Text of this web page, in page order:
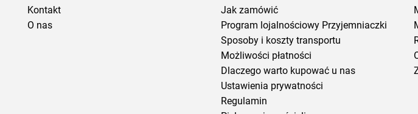
Kontakt
O nas
Jak zamówić
Program lojalnościowy Przyjemniaczki
Sposoby i koszty transportu
Możliwości płatności
Dlaczego warto kupować u nas
Ustawienia prywatności
Regulamin